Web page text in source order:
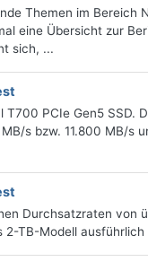
Themen im Bereich
eine Übersicht zur
sich, ...
PCIe Gen5 SSD.
s bzw. 11.800 MB/s
Durchsatzraten von
2-TB-Modell